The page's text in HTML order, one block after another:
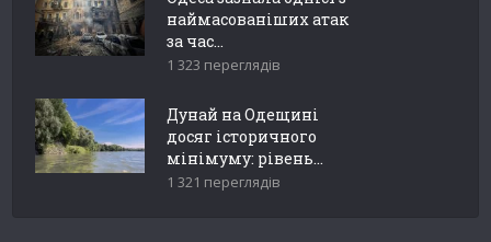
наймасованіших атак
за час...
1 323 переглядів
Дунай на Одещині
досяг історичного
мінімуму: рівень...
1 321 переглядів